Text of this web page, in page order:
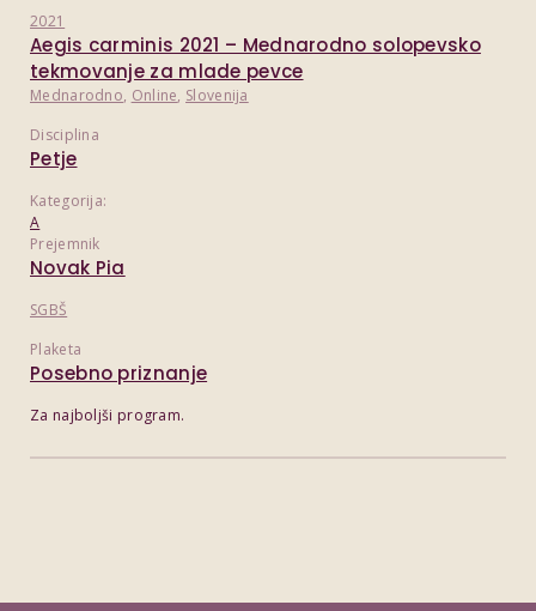
2021
Aegis carminis 2021 – Mednarodno solopevsko
tekmovanje za mlade pevce
Mednarodno, Online, Slovenija
Disciplina
Petje
Kategorija:
A
Prejemnik
Novak Pia
SGBŠ
Plaketa
Posebno priznanje
Za najboljši program.